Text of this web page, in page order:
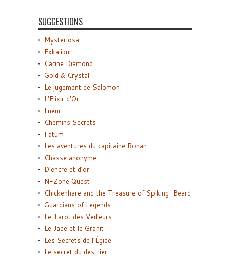
SUGGESTIONS
Mysteriosa
Exkalibur
Carine Diamond
Gold & Crystal
Le jugement de Salomon
L’Elixir d’Or
Lueur
Chemins Secrets
Fatum
Les aventures du capitaine Ronan
Chasse anonyme
D’encre et d’or
N-Zone Quest
Chickenhare and the Treasure of Spiking-Beard
Guardians of Legends
Le Tarot des Veilleurs
Le Jade et le Granit
Les Secrets de l’Égide
Le secret du destrier